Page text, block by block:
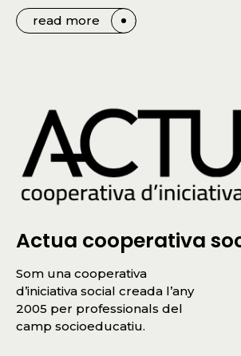
read more
Actua cooperativa
Som una cooperativa
d’iniciativa social creada l’any
2005 per professionals del
camp socioeducatiu.